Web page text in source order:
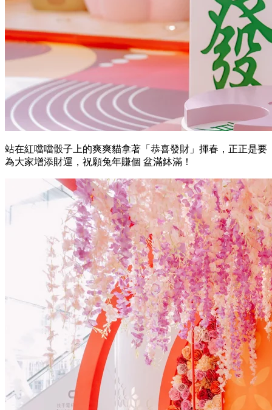
站在紅噹噹骰子上的爽爽貓拿著「恭喜發財」揮春，正正是要
為大家增添財運，祝願兔年賺個 盆滿鉢滿！